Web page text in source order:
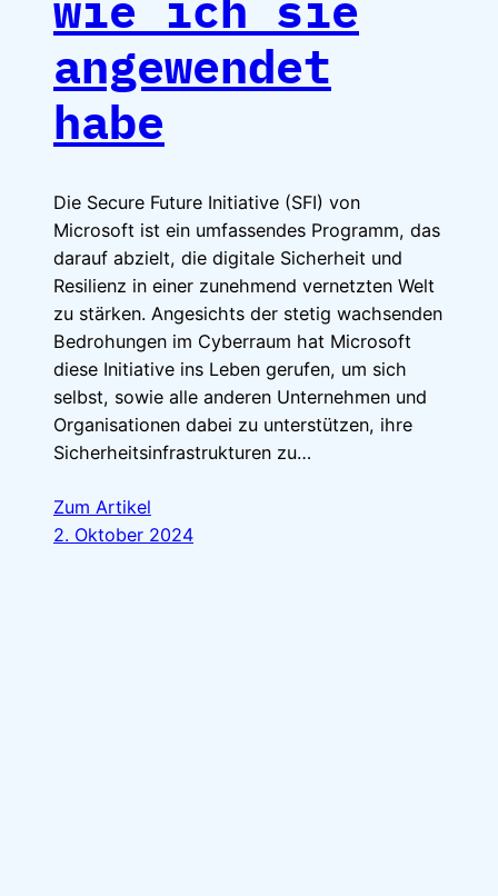
angewendet
habe
Die Secure Future Initiative (SFI) von
Microsoft ist ein umfassendes Programm, das
darauf abzielt, die digitale Sicherheit und
Resilienz in einer zunehmend vernetzten Welt
zu stärken. Angesichts der stetig wachsenden
Bedrohungen im Cyberraum hat Microsoft
diese Initiative ins Leben gerufen, um sich
selbst, sowie alle anderen Unternehmen und
Organisationen dabei zu unterstützen, ihre
Sicherheitsinfrastrukturen zu…
Zum Artikel
2. Oktober 2024